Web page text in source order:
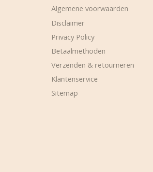
Algemene voorwaarden
Disclaimer
Privacy Policy
Betaalmethoden
Verzenden & retourneren
Klantenservice
Sitemap